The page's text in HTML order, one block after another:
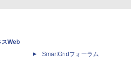
スWeb
SmartGridフォーラム